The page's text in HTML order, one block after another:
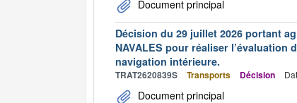
Document principal
Décision du 29 juillet 2026 portant
NAVALES pour réaliser
navigation intérieure.
TRAT2620839S Transports Décision
Document principal